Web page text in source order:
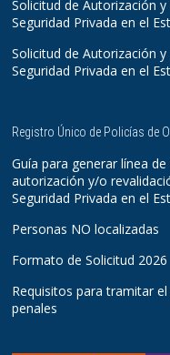
Solicitud de Autorización
Seguridad Privada en el
Solicitud de Autorización
Seguridad Privada en el
Registro Único de Policías de
Guía para generar línea
autorización y/o
Seguridad Privada en el
Personas NO localizadas
Formato de Solicitud 2026
Requisitos para tramitar
penales